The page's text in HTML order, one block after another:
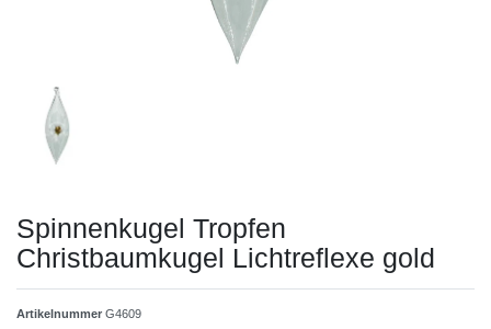
Spinnenkugel Tropfen
Christbaumkugel Lichtreflexe gold
Artikelnummer G4609